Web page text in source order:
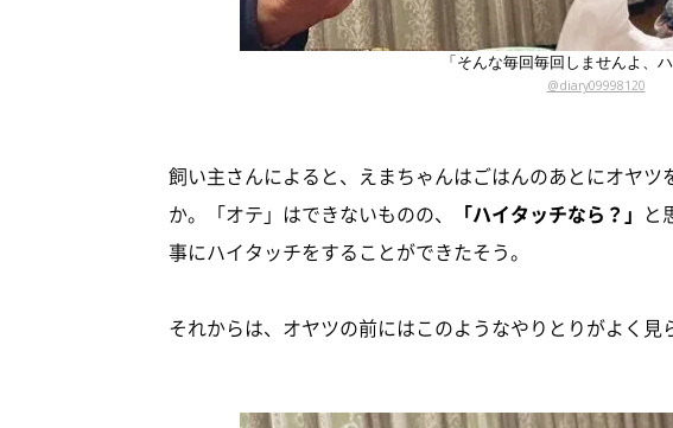
「そんな毎回毎回しませんよ、
@diary09998120
飼い主さんによると、えまちゃんはごはんのあとにオヤ
か。「オテ」はできないものの、
「ハイタッチなら？」 と
事にハイタッチをすることができたそう。
それからは、オヤツの前にはこのようなやりとりがよく見